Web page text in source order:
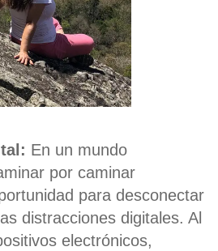
En un mundo
por caminar
para desconectar
distracciones digitales. Al
electrónicos,